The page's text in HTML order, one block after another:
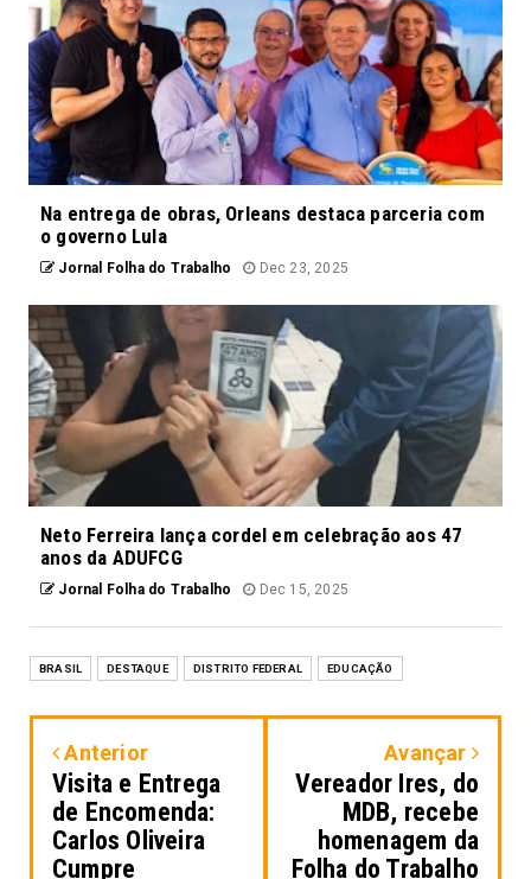
Na entrega de obras, Orleans destaca parceria com
o governo Lula
Jornal Folha do Trabalho Dec 23, 2025
Neto Ferreira lança cordel em celebração aos 47
anos da ADUFCG
Jornal Folha do Trabalho Dec 15, 2025
BRASIL DESTAQUE DISTRITO FEDERAL EDUCAÇÃO
Anterior
Visita e Entrega
de Encomenda:
Carlos Oliveira
Cumpre
Avançar
Vereador Ires, do
MDB, recebe
homenagem da
Folha do Trabalho